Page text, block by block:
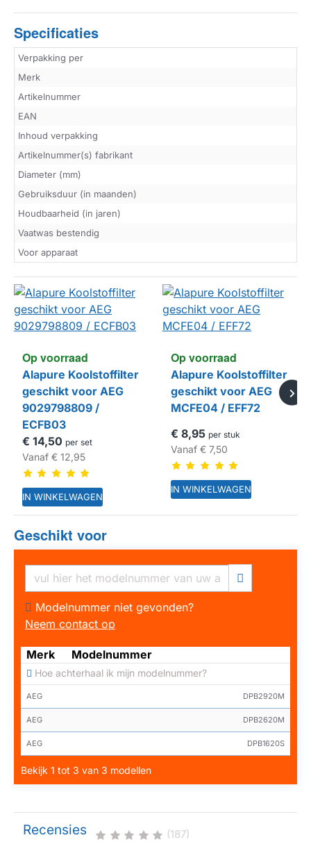
Specificaties
Verpakking per
Merk
Artikelnummer
EAN
Inhoud verpakking
Artikelnummer(s) fabrikant
Diameter (mm)
Gebruiksduur (in maanden)
Houdbaarheid (in jaren)
Vaatwas bestendig
Voor apparaat
HUISMERK
Op voorraad
Alapure Koolstoffilter
geschikt voor AEG
9029798809 /
ECFB03
€ 14,50 per set
Vanaf € 12,95
IN WINKELWAGEN
HUISMERK
Op voorraad
Alapure Koolstoffilter
geschikt voor AEG
MCFE04 / EFF72
€ 8,95 per stuk
Vanaf€ 7,50
IN WINKELWAGEN
Geschikt voor
Modelnummer niet gevonden?
Neem contact op
Merk Modelnummer
Hoe achterhaal ik mijn modelnummer?
AEG DPB2920M
AEG DPB2620M
AEG DPB1620S
Bekijk 1 tot 3 van 3 modellen
Recensies (187)